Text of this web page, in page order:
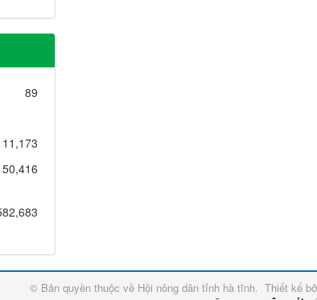
89
11,173
© Bản quyền thuộc về Hội nông dân tỉnh hà tĩnh. Thiết kế